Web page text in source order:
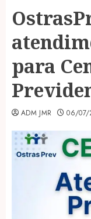
para
ADM JMR 06/07/